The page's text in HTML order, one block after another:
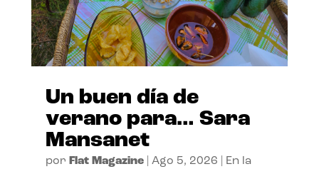
Un buen día de
verano para… Sara
Mansanet
por Flat Magazine| Ago 5, 2026
En la